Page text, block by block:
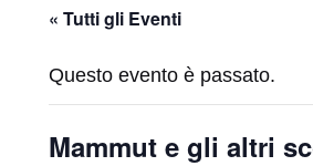
« Tutti gli Eventi
Questo evento è passato.
Mammut e gli altri